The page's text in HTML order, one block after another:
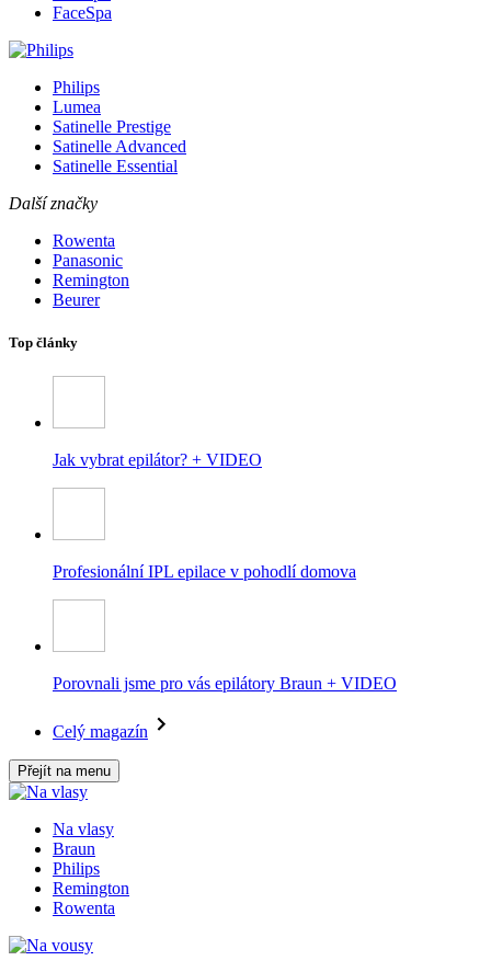
FaceSpa
Philips
Lumea
Satinelle Prestige
Satinelle Advanced
Satinelle Essential
Další značky
Rowenta
Panasonic
Remington
Beurer
Top články
Jak vybrat epilátor? + VIDEO
Profesionální IPL epilace v pohodlí domova
Porovnali jsme pro vás epilátory Braun + VIDEO
Celý magazín
Přejít na menu
Na vlasy
Braun
Philips
Remington
Rowenta